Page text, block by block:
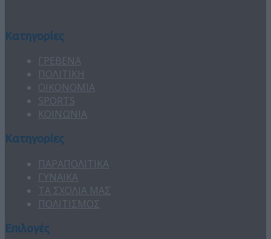
Κατηγορίες
ΓΡΕΒΕΝΑ
ΠΟΛΙΤΙΚΗ
ΟΙΚΟΝΟΜΙΑ
SPORTS
ΚΟΙΝΩΝΙΑ
Κατηγορίες
ΠΑΡΑΠΟΛΙΤΙΚΑ
ΓΥΝΑΙΚΑ
ΤΑ ΣΧΟΛΙΑ ΜΑΣ
ΠΟΛΙΤΙΣΜΟΣ
Επιλογές